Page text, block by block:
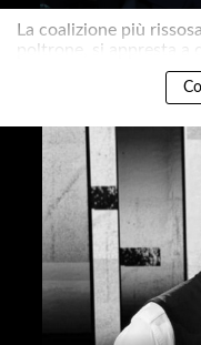
La coalizione più
poltrone, si appresta a